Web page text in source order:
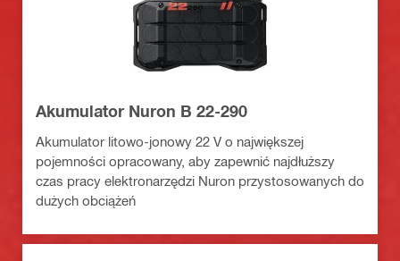
Akumulator Nuron B 22-290
Akumulator litowo-jonowy 22 V o największej
pojemności opracowany, aby zapewnić najdłuższy
czas pracy elektronarzędzi Nuron przystosowanych do
dużych obciążeń